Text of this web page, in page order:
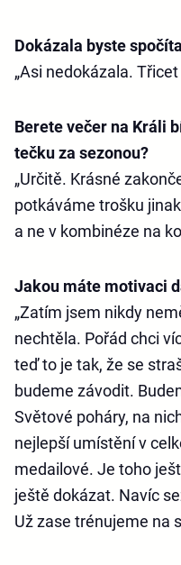
Dokázala byste
„Asi nedokázala. Třicet
Berete večer na Králi
tečku za sezonou?
„Určitě. Krásné
potkáváme trošku
a ne v kombinéze na
Jakou máte motivaci
„Zatím jsem nikdy
nechtěla. Pořád chci
teď to je tak, že se
budeme závodit.
Světové poháry, na
nejlepší umístění v
medailové. Je toho
ještě dokázat. Navíc
Už zase trénujeme na